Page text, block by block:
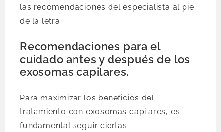
las recomendaciones del especialista al pie
de la letra.
Recomendaciones para el
cuidado antes y después de los
exosomas capilares.
Para maximizar los beneficios del
tratamiento con exosomas capilares, es
fundamental seguir ciertas